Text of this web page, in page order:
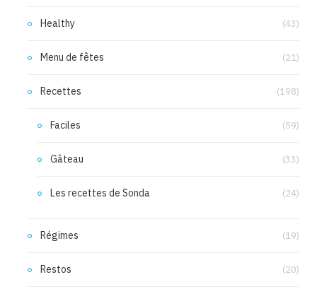
Healthy (43)
Menu de fêtes (21)
Recettes (198)
Faciles (59)
Gâteau (33)
Les recettes de Sonda (24)
Régimes (19)
Restos (20)